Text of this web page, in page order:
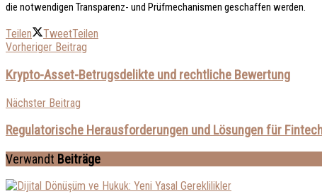
die notwendigen Transparenz- und Prüfmechanismen geschaffen werden.
Teilen TweetTeilen
Vorheriger Beitrag
Krypto-Asset-Betrugsdelikte und rechtliche Bewertung
Nächster Beitrag
Regulatorische Herausforderungen und Lösungen für
Verwandt Beiträge